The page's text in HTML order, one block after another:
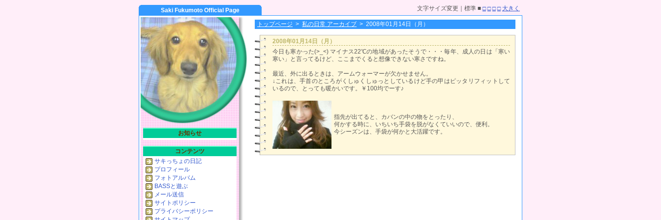
Saki Fukumoto Official Page 文字サイズ変更｜標準 ■ □ □ □ □ 大きく
トップページ > 私の日常 アーカイブ > 2008年01月14日（月）
2008年01月14日（月）
今日も寒かった(>_<) マイナス22℃の地域があったそうで・・・毎年、成人の日は「寒い
寒い」と言ってるけど、ここまでくると想像できない寒さですね。
最近、外に出るときは、アームウォーマーが欠かせません。
↓これは、手首のところがくしゅくしゅっとしているけど手の甲はピッタリフィットして
いるので、とっても暖かいです。￥100均でーす♪
指先が出てると、カバンの中の物をとったり、
何かする時に、いちいち手袋を脱がなくていいので、便利。
今シーズンは、手袋が何かと大活躍です。
お知らせ
コンテンツ
サキっちょの日記
プロフィール
フォトアルバム
BASSと遊ぶ
メール送信
サイトポリシー
プライバシーポリシー